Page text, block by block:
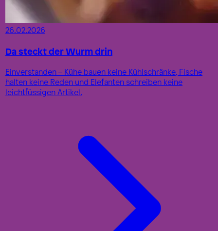
26.02.2026
Da steckt der Wurm drin
Einverstanden – Kühe bauen keine Kühlschränke, Fische
halten keine Reden und Elefanten schreiben keine
leichtfüssigen Artikel.